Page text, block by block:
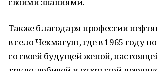
Также благодаря профессии
в село Чекмагуш, где в 1965 году
со своей будущей женой,